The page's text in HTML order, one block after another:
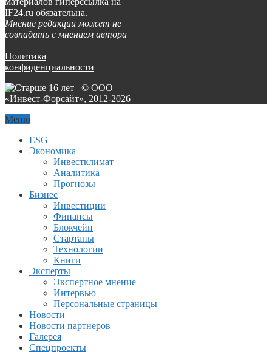
IF24.ru обязательна.
Мнение редакции может не
совпадать с мнением автора
Политика
конфиденциальности
© ООО
«Инвест-Форсайт», 2012-2026
Меню
ESG
Экономика
Инвестклимат
Аналитика
Прогнозы
Бизнес
Инвестиции
Финансы
Блокчейн
Стартапы
Технологии
Книги
Эксперты
Экспертное мнение
Интервью
Персональные страницы
Новости
Новости партнеров
Галерея
Спецпроекты